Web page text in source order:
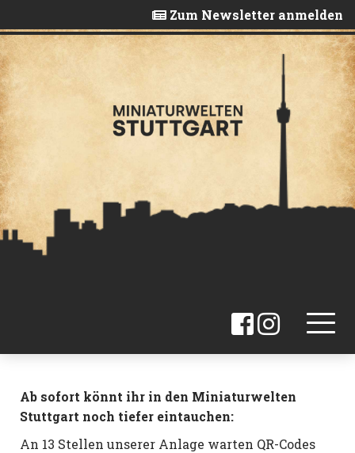
to
content
Zum Newsletter anmelden
Ab sofort könnt ihr in den Miniaturwelten
Stuttgart noch tiefer eintauchen:
An 13 Stellen unserer Anlage warten QR-Codes